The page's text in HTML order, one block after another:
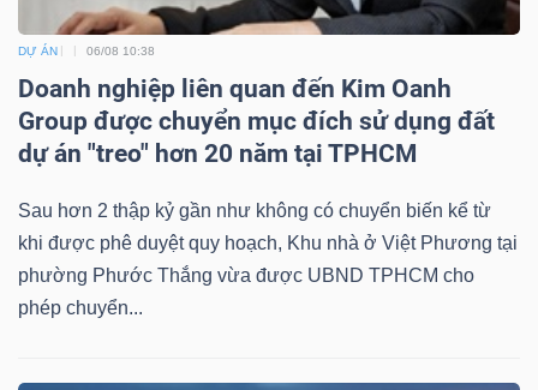
DỰ ÁN 06/08 10:38
Doanh nghiệp liên quan đến Kim Oanh
Group được chuyển mục đích sử dụng đất
dự án "treo" hơn 20 năm tại TPHCM
Sau hơn 2 thập kỷ gần như không có chuyển biến kể từ
khi được phê duyệt quy hoạch, Khu nhà ở Việt Phương tại
phường Phước Thắng vừa được UBND TPHCM cho
phép chuyển...
Công
cụ
đầu